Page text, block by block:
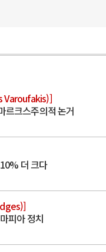
Varoufakis)]
르크스주의적 논거
더 크다
피아 정치